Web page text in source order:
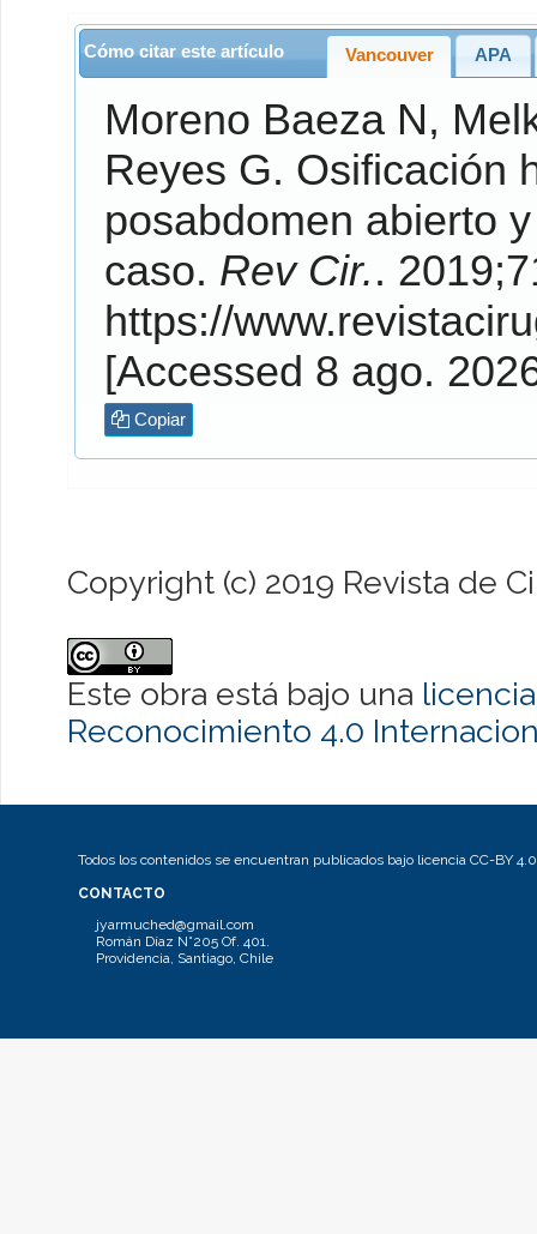
Cómo citar este artículo Vancouver APA
Moreno BaezaN,
Reyes G. Osificación heterotópica mesentérica precoz
posabdomen abierto
caso. Rev Cir.. 2019;71(2).
https://
[Accessed 8 ago.
Copiar
Copyright (c) 2019 Revista de
Este obra está bajo una
Reconocimiento 4.0
Todos los contenidos se encuentran publicados bajo licencia CC-BY 4.0
CONTACTO
jyarmuched@gmail.com
Román Díaz N°205 Of. 401.
Providencia, Santiago, Chile